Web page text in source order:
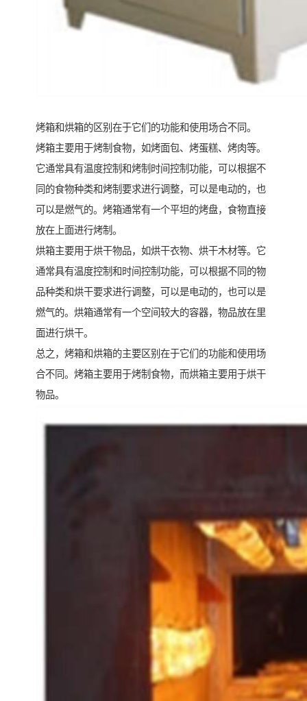
烤箱和烘箱的区别在于它们的功能和使用场合不同。
烤箱主要用于烤制食物，如烤面包、烤蛋糕、烤肉等。
它通常具有温度控制和烤制时间控制功能，可以根据不
同的食物种类和烤制要求进行调整，可以是电动的，也
可以是燃气的。烤箱通常有一个平坦的烤盘，食物直接
放在上面进行烤制。
烘箱主要用于烘干物品，如烘干衣物、烘干木材等。它
通常具有温度控制和时间控制功能，可以根据不同的物
品种类和烘干要求进行调整，可以是电动的，也可以是
燃气的。烘箱通常有一个空间较大的容器，物品放在里
面进行烘干。
总之，烤箱和烘箱的主要区别在于它们的功能和使用场
合不同。烤箱主要用于烤制食物，而烘箱主要用于烘干
物品。